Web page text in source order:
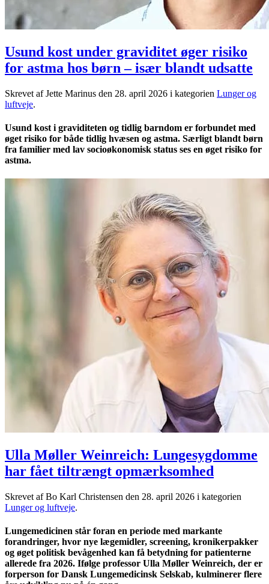
Usund kost under graviditet øger risiko
for astma hos børn – især blandt udsatte
Skrevet af Jette Marinus den 28. april 2026 i kategorien Lunger og
luftveje.
Usund kost i graviditeten og tidlig barndom er forbundet med
øget risiko for både tidlig hvæsen og astma. Særligt blandt børn
fra familier med lav socioøkonomisk status ses en øget risiko for
astma.
Ulla Møller Weinreich: Lungesygdomme
har fået tiltrængt opmærksomhed
Skrevet af Bo Karl Christensen den 28. april 2026 i kategorien
Lunger og luftveje.
Lungemedicinen står foran en periode med markante
forandringer, hvor nye lægemidler, screening, kronikerpakker
og øget politisk bevågenhed kan få betydning for patienterne
allerede fra 2026. Ifølge professor Ulla Møller Weinreich, der er
forperson for Dansk Lungemedicinsk Selskab, kulminerer flere